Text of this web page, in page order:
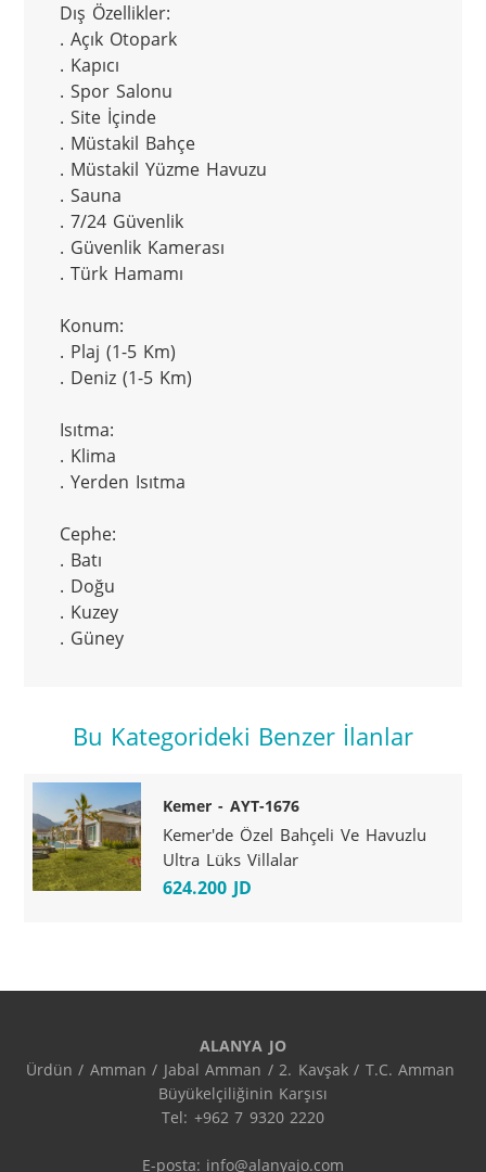
Dış Özellikler:
. Açık Otopark
. Kapıcı
. Spor Salonu
. Site İçinde
. Müstakil Bahçe
. Müstakil Yüzme Havuzu
. Sauna
. 7/24 Güvenlik
. Güvenlik Kamerası
. Türk Hamamı
Konum:
. Plaj (1-5 Km)
. Deniz (1-5 Km)
Isıtma:
. Klima
. Yerden Isıtma
Cephe:
. Batı
. Doğu
. Kuzey
. Güney
Bu Kategorideki Benzer İlanlar
Kemer - AYT-1676
Kemer'de Özel Bahçeli Ve Havuzlu
Ultra Lüks Villalar
624.200 JD
ALANYA JO
Ürdün / Amman / Jabal Amman / 2. Kavşak / T.C. Amman
Büyükelçiliğinin Karşısı
Tel: +962 7 9320 2220
E-posta: info@alanyajo.com